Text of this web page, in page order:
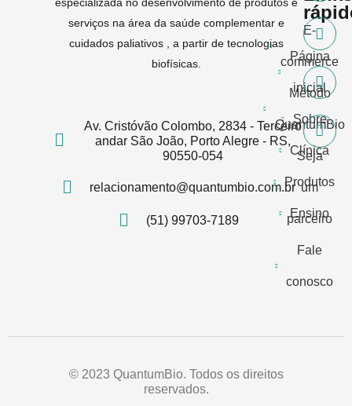
especializada no desenvolvimento de produtos e
serviços na área da saúde complementar e
cuidados paliativos , a partir de tecnologias
biofísicas.
Av. Cristóvão Colombo, 2834 - Terceiro
andar São João, Porto Alegre - RS,
90550-054
relacionamento@quantumbio.com.br
(51) 99703-7189
Página
inicial
Sobre
Clínica
Produtos
Ensino
E-
commerce
Método
QuantumBio
Seja
um
parceiro
Fale
conosco
© 2023 QuantumBio. Todos os direitos
reservados.